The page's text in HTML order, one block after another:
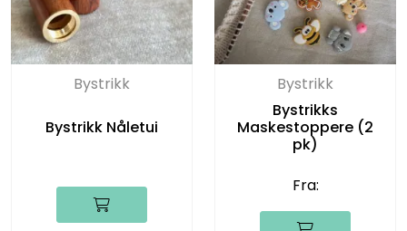
Bystrikk
Bystrikk Nåletui
Bystrikk
Bystrikks
Maskestoppere (2
pk)
Fra: